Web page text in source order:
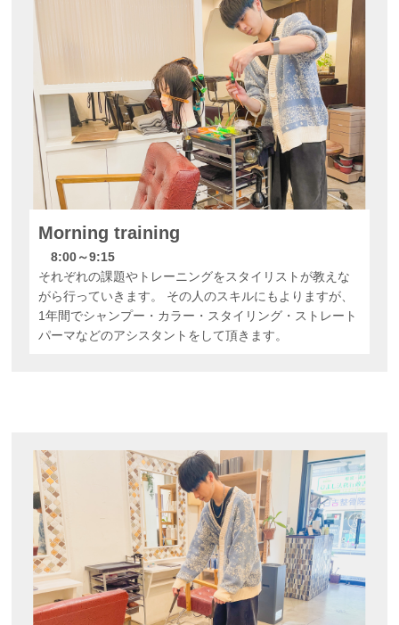
Morning training
8:00～9:15
それぞれの課題やトレーニングをスタイリストが教えな
がら行っていきます。 その人のスキルにもよりますが、
1年間でシャンプー・カラー・スタイリング・ストレート
パーマなどのアシスタントをして頂きます。